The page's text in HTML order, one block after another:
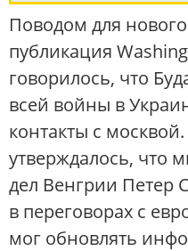
Поводом для нового
публикация
говорилось, что
всей войны в
контакты с
утверждалось, что
дел Венгрии Петер
в переговорах с
мог обновлять